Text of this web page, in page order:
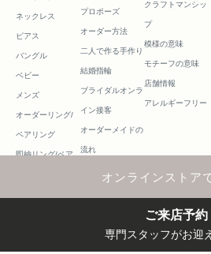
オンラインストア
ネックレス
ピアス
バングル
ベビー
メンズ
オーダーリング/
ペアリング
即納リング/ペア
プロポーズ
オーダー方法
二人で作る手作り
結婚指輪
ブライダルオンラ
イン接客
オーダーメイドの
流れ
クラフトマンシッ
プ
模様の意味
モチーフの意味
店舗情報
アレルギーフリー
ご来店予約
専門スタッフがお迎